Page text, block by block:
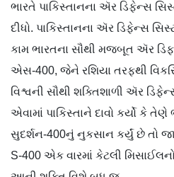
ભારતે પાકિસ્તાનના ઍર ડિફેન્સ
દીધો. પાકિસ્તાનના ઍર ડિફેન્સ
કામ ભારતના સૌથી મજબૂત ઍર
એસ-400, જેને રશિયા તરફથી
વિશ્વની સૌથી શક્તિશાળી ઍર
એવામાં પાકિસ્તાને દાવો કર્યો કે
સુદર્શન-400નું નુકસાન કર્યું છે તો
S-400 એક વારમાં કેટલી